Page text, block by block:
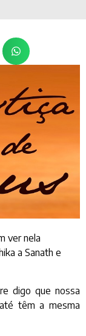
ver nela
a Sanath e
digo que nossa
têm a mesma